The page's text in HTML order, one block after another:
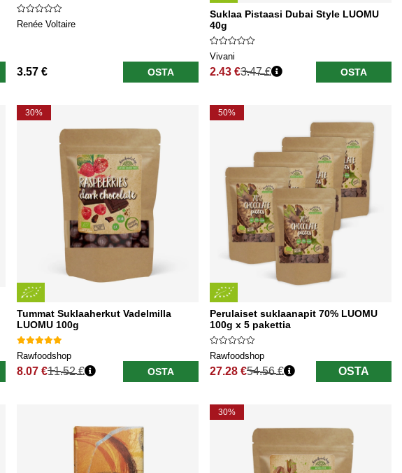
Renée Voltaire
3.57 € OSTA
Suklaa Pistaasi Dubai Style LUOMU
40g
Vivani
2.43 €
Normaali hinta
3.47 € OSTA
30%
Tummat Suklaaherkut Vadelmilla
LUOMU 100g
Rawfoodshop
8.07 €
Normaali hinta
11.52 € OSTA
50%
Perulaiset suklaanapit 70% LUOMU
100g x 5 pakettia
Rawfoodshop
27.28 €
Normaali hinta
54.56 € OSTA
30%